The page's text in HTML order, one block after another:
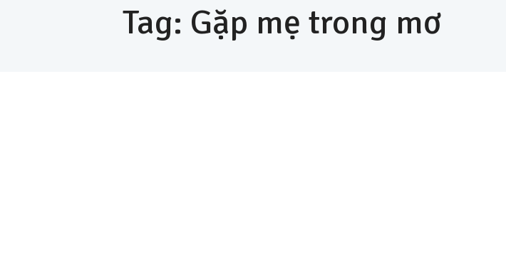
Tag: Gặp mẹ trong mơ